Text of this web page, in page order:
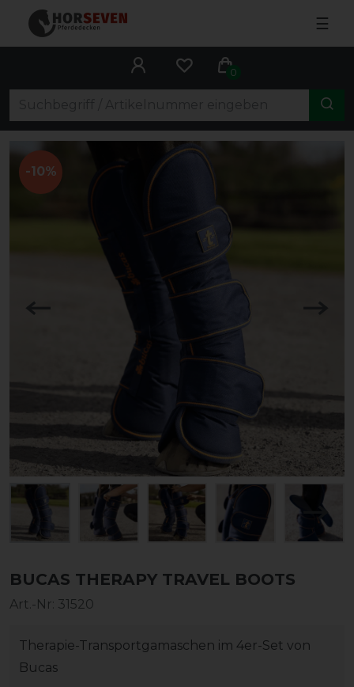
☰
0
-10%
BUCAS THERAPY TRAVEL BOOTS
Art.-Nr: 31520
Therapie-Transportgamaschen im 4er-Set von
Bucas